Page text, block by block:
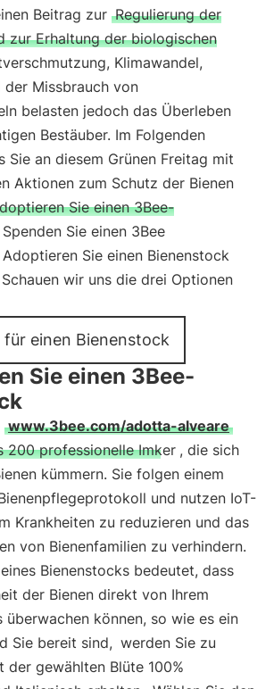
Beitrag zur Regulierung der
zur Erhaltung der biologischen
Klimawandel,
der Missbrauch von
belasten jedoch das Überleben
Bestäuber. Im Folgenden
Sie an diesem Grünen Freitag mit
Aktionen zum Schutz der Bienen
Sie einen 3Bee-
Sie einen 3Bee
Sie einen Bienenstock
Schauen wir uns die drei Optionen
einen Bienenstock
Sie einen 3Bee-
www.3bee.com/adotta-alveare
200 professionelle Imker , die sich
kümmern. Sie folgen einem
und nutzen IoT-
Krankheiten zu reduzieren und das
von Bienenfamilien zu verhindern.
Bienenstocks bedeutet, dass
der Bienen direkt von Ihrem
überwachen können, so wie es ein
Sie bereit sind, werden Sie zu
der gewählten Blüte 100%